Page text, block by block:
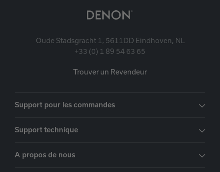
Oude Stadsgracht 1, 5611DD Eindhoven, NL
+33 (0) 1 89 54 63 65
Trouver un Revendeur
Support pour les commandes
Support technique
A propos de nous